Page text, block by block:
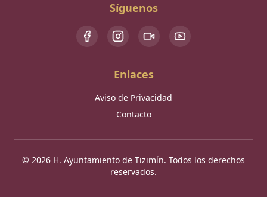
Síguenos
Enlaces
Aviso de Privacidad
Contacto
© 2026 H. Ayuntamiento de Tizimín. Todos los derechos
reservados.